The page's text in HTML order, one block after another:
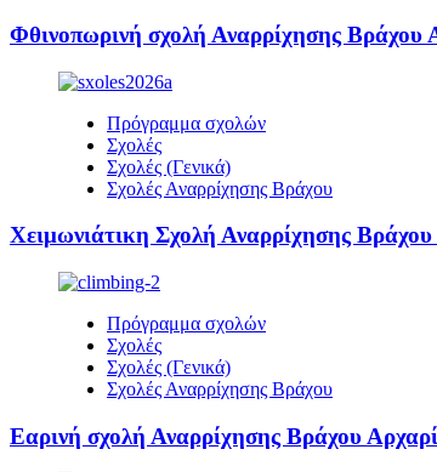
Φθινοπωρινή σχολή Αναρρίχησης
Πρόγραμμα σχολών
Σχολές
Σχολές (Γενικά)
Σχολές Αναρρίχησης Βράχου
Χειμωνιάτικη Σχολή Αναρρίχησης
Πρόγραμμα σχολών
Σχολές
Σχολές (Γενικά)
Σχολές Αναρρίχησης Βράχου
Εαρινή σχολή Αναρρίχησης Βράχου